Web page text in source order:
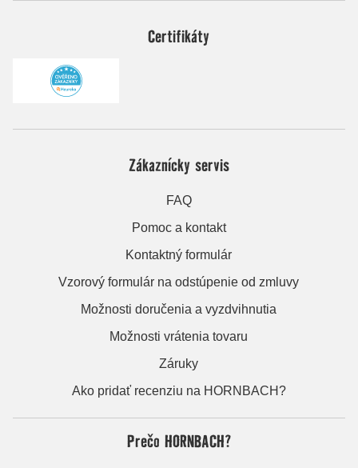
Certifikáty
Zákaznícky servis
FAQ
Pomoc a kontakt
Kontaktný formulár
Vzorový formulár na odstúpenie od zmluvy
Možnosti doručenia a vyzdvihnutia
Možnosti vrátenia tovaru
Záruky
Ako pridať recenziu na HORNBACH?
Prečo HORNBACH?